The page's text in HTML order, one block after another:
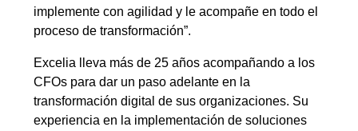
implemente con agilidad y le acompañe en todo el
proceso de transformación”.
Excelia lleva más de 25 años acompañando a los
CFOs para dar un paso adelante en la
transformación digital de sus organizaciones. Su
experiencia en la implementación de soluciones